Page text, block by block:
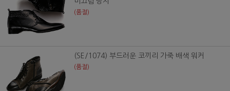
(품절)
(SE/1074) 부드러운 코끼리 가죽 배색 워커
(품절)